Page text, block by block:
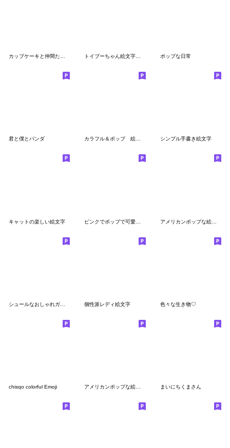
ポップな日常
君と僕とパンダ カラフル＆ポップ 絵文字 シンプル手書き絵文字
キャットの楽しい絵文字 アメリカンポップな絵文字５
個性派レディ絵文字 色々な生き物♡
chisqo colorful Emoji アメリカンポップな絵文字 まいにちくまさん